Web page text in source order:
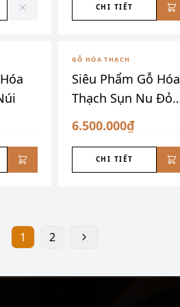
CHI TIẾT
GỖ HÓA THẠCH
Siêu Phẩm Gỗ Hóa
Thạch Sụn Nu Đỏ
Vàng
6.500.000₫
CHI TIẾT
1 2